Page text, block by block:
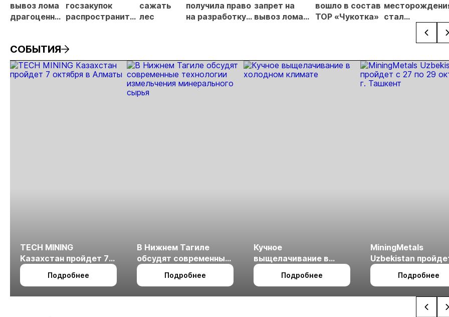
вывоз лома
драгоценных
госзакупок
распространится
сажать
лес
получила право
на разработку
запрет на
вывоз лома
вошло в состав
ТОР «Чукотка» стал
экономически
СОБЫТИЯ
TECH MINING
Казахстан пройдет 7
октября в Алматы
Подробнее
В Нижнем Тагиле
обсудят современные
технологии
измельчения
Подробнее
Кучное
выщелачивание в
холодном климате
Подробнее
MiningMetals
Uzbekistan
27 по 29 октября в
Ташкент
Подробнее